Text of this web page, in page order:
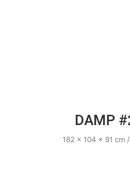
DAMP
182 x 104 x 91 cm